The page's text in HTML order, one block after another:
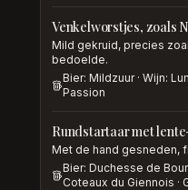
Venkelworstjes, zoals
Mild gekruid, precies
bedoelde.
Bier: Mildzuur · Wijn:
Passion
Rundstartaar met
Met de hand gesneden,
Bier: Duchesse de
Coteaux du Giennois ·